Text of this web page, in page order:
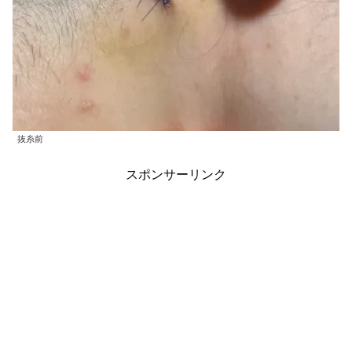
抜糸前
スポンサーリンク